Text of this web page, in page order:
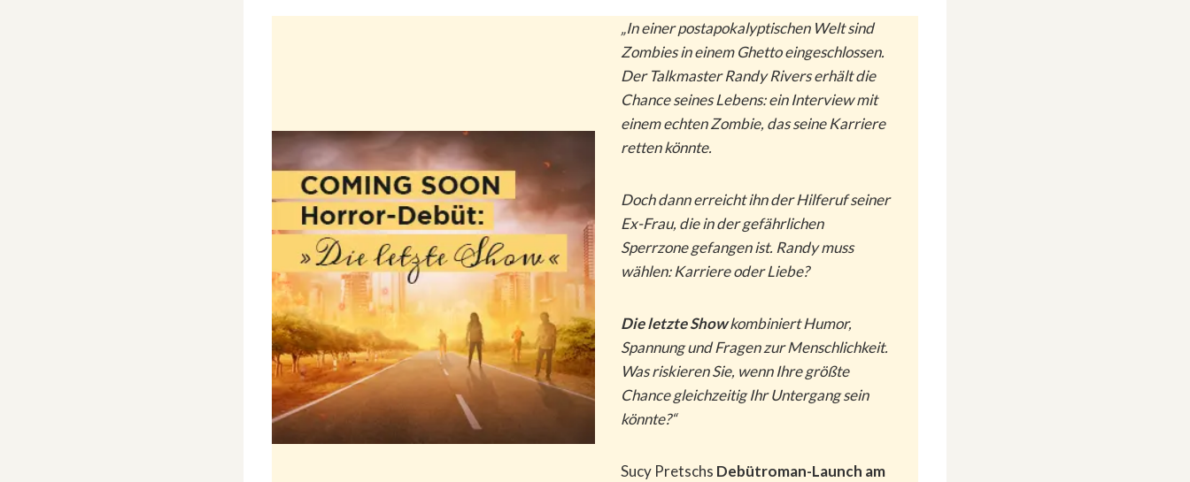
„In einer postapokalyptischen Welt sind
Zombies in einem Ghetto eingeschlossen.
Der Talkmaster Randy Rivers erhält die
Chance seines Lebens: ein Interview mit
einem echten Zombie, das seine Karriere
retten könnte.
Doch dann erreicht ihn der Hilferuf seiner
Ex-Frau, die in der gefährlichen
Sperrzone gefangen ist. Randy muss
wählen: Karriere oder Liebe?
Die letzte Showkombiniert Humor,
Spannung und Fragen zur Menschlichkeit.
Was riskieren Sie, wenn Ihre größte
Chance gleichzeitig Ihr Untergang sein
könnte?“
Sucy Pretschs Debütroman-Launch am